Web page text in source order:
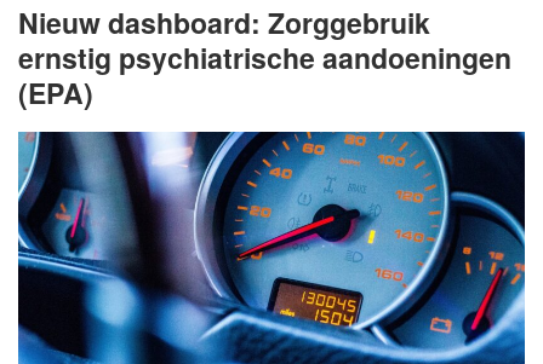
Nieuw dashboard: Zorggebruik
ernstig psychiatrische aandoeningen
(EPA)